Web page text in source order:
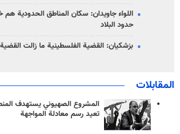
اللواء جاويدان: سكان المناطق الحدودية
حدود البلاد
بزشكيان: القضية الفلسطينية ما زالت القضية
المقابلات
المشروع الصهيوني يستهدف
تعيد رسم معادلة المواجهة